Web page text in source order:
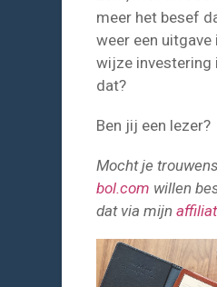
meer het besef
weer een
wijze investering
dat?
Ben jij een lezer?
Mocht je
bol.com willen
dat via mijn